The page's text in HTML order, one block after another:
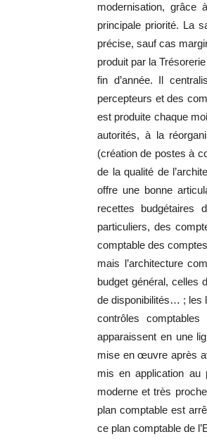
modernisation, grâce
principale priorité. La
précise, sauf cas
produit par la
fin d’année. Il
percepteurs et des
est produite chaque
autorités, à la
(création de postes à
de la qualité de
offre une bonne
recettes budgétaires
particuliers, des
comptable des
mais l’architecture
budget général, celles
de disponibilités… ; les
contrôles
apparaissent en une
mise en œuvre après
mis en application au
moderne et très
plan comptable est
ce plan comptable de